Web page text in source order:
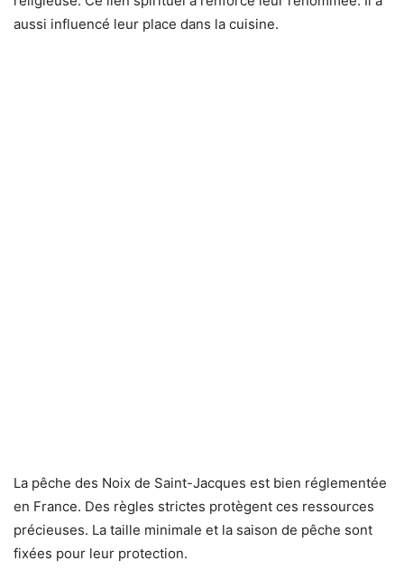
aussi influencé leur place dans la cuisine.
La pêche des Noix de Saint-Jacques est bien réglementée
en France. Des règles strictes protègent ces ressources
précieuses. La taille minimale et la saison de pêche sont
fixées pour leur protection.